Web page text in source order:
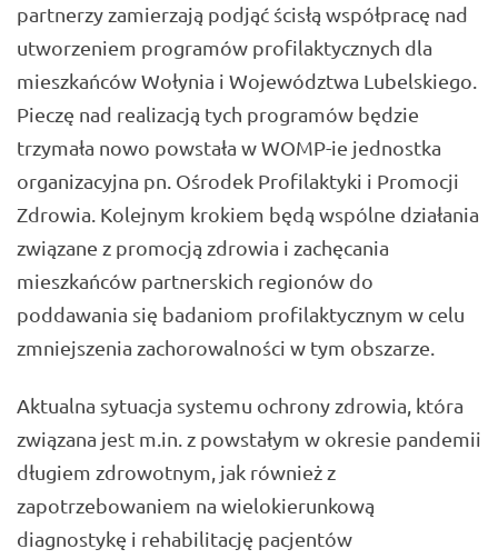
partnerzy zamierzają podjąć ścisłą współpracę nad
utworzeniem programów profilaktycznych dla
mieszkańców Wołynia i Województwa Lubelskiego.
Pieczę nad realizacją tych programów będzie
trzymała nowo powstała w WOMP-ie jednostka
organizacyjna pn. Ośrodek Profilaktyki i Promocji
Zdrowia. Kolejnym krokiem będą wspólne działania
związane z promocją zdrowia i zachęcania
mieszkańców partnerskich regionów do
poddawania się badaniom profilaktycznym w celu
zmniejszenia zachorowalności w tym obszarze.
Aktualna sytuacja systemu ochrony zdrowia, która
związana jest m.in. z powstałym w okresie pandemii
długiem zdrowotnym, jak również z
zapotrzebowaniem na wielokierunkową
diagnostykę i rehabilitację pacjentów